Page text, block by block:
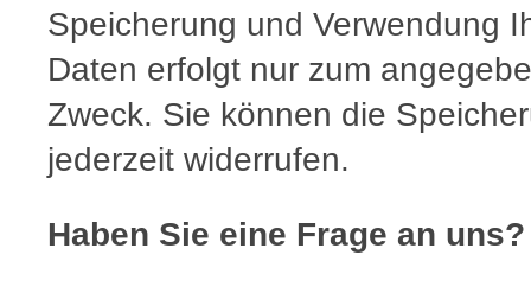
Speicherung und Verwendung
Daten erfolgt nur zum
Zweck. Sie können die
jederzeit widerrufen.
Haben Sie eine Frage an uns?